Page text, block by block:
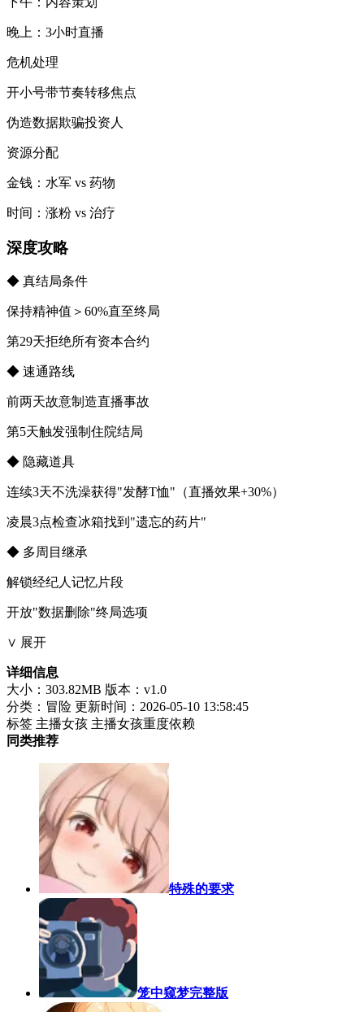
晚上：3小时直播
​​危机处理​​
开小号带节奏转移焦点
伪造数据欺骗投资人
​​资源分配​​
金钱：水军 vs 药物
时间：涨粉 vs 治疗
​​深度攻略​​
◆ ​​真结局条件​​
保持精神值＞60%直至终局
第29天拒绝所有资本合约
◆ ​​速通路线​​
前两天故意制造直播事故
第5天触发强制住院结局
◆ ​​隐藏道具​​
连续3天不洗澡获得"发酵T恤"（直播效果+30%）
凌晨3点检查冰箱找到"遗忘的药片"
◆ ​​多周目继承​​
解锁经纪人记忆片段
开放"数据删除"终局选项
∨ 展开
详细信息
大小：303.82MB 版本：v1.0
分类：冒险 更新时间：2026-05-10 13:58:45
标签 主播女孩 主播女孩重度依赖
同类推荐
特殊的要求
笼中窥梦完整版